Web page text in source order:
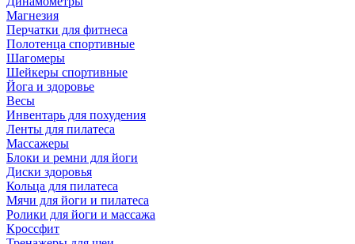
Магнезия
Перчатки для фитнеса
Полотенца спортивные
Шагомеры
Шейкеры спортивные
Йога и здоровье
Весы
Инвентарь для похудения
Ленты для пилатеса
Массажеры
Блоки и ремни для йоги
Диски здоровья
Кольца для пилатеса
Мячи для йоги и пилатеса
Ролики для йоги и массажа
Кроссфит